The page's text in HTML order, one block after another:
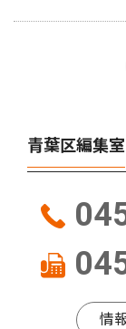
青葉区編集室
情